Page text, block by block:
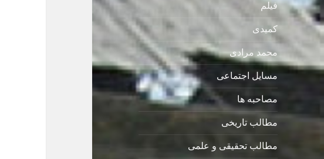
فیلم
کمیدی
محمد مرادی
مسایل اجتماعی
مصاحبه ها
مطالب تاریخی
مطالب تحقیقی و علمی